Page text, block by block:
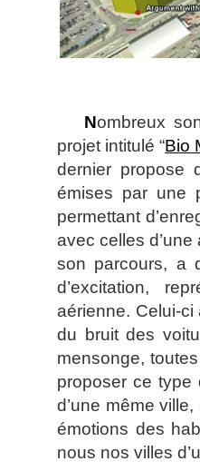
Nombreux
projet intitulé “Bio
dernier propose
émises par une
permettant
avec celles
son parcours, a
d’excitation,
aérienne. Celui-ci
du bruit des
mensonge,
proposer ce type
d’une même
émotions des
nous nos villes